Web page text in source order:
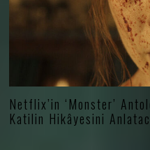
Netflix’in ‘Monster’
Katilin Hikâyesini